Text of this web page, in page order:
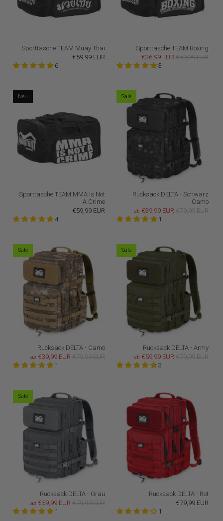
Sporttasche TEAM Muay Thai
€59,99 EUR
6
Sporttasche TEAM Boxing
€36,99 EUR €59,99 EUR
3
Neu
Sporttasche TEAM MMA Is Not
A Crime
€59,99 EUR
4
Sale
Rucksack DELTA - Schwarz
Camo
ab €39,99 EUR €79,99 EUR
1
Sale
Rucksack DELTA - Camo
ab €39,99 EUR €79,99 EUR
1
Sale
Rucksack DELTA - Army
ab €59,99 EUR €79,99 EUR
3
Sale
Rucksack DELTA - Grau
ab €59,99 EUR €79,99 EUR
1
Rucksack DELTA - Rot
€79,99 EUR
1